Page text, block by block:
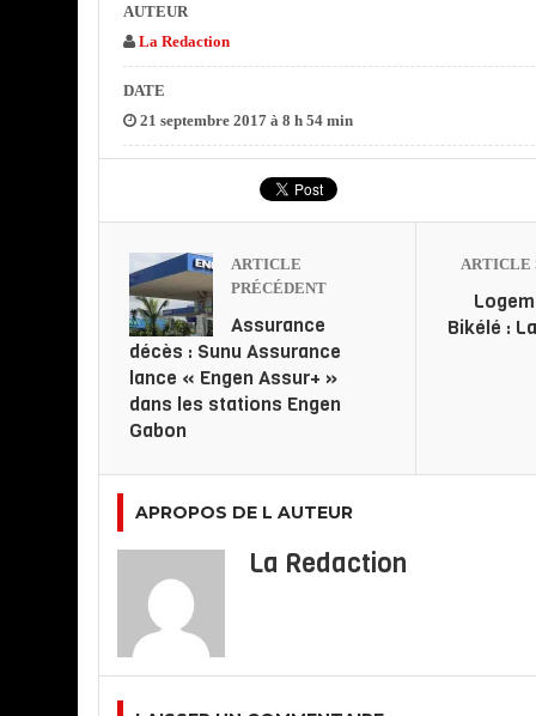
AUTEUR
La Redaction
DATE
21 septembre 2017 à 8 h 54 min
ARTICLE
PRÉCÉDENT
Assurance
décès : Sunu Assurance
lance « Engen Assur+ »
dans les stations Engen
Gabon
ARTICLE
Bikélé :
APROPOS DE L AUTEUR
La Redaction